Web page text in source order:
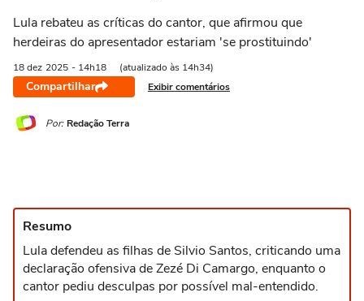
Lula rebateu as críticas do cantor, que afirmou que
herdeiras do apresentador estariam 'se prostituindo'
18 dez 2025 - 14h18 (atualizado às 14h34)
Compartilhar Exibir comentários
Por: Redação Terra
Resumo
Lula defendeu as filhas de Silvio Santos, criticando uma
declaração ofensiva de Zezé Di Camargo, enquanto o
cantor pediu desculpas por possível mal-entendido.